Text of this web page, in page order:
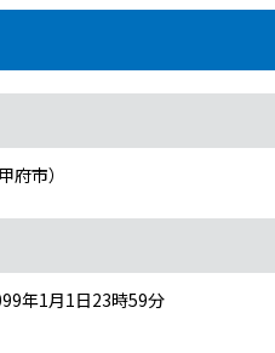
市）
年1月1日23時59分